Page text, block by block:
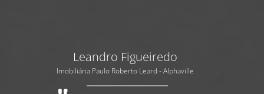
Leandro Figueiredo
Imobiliária Paulo Roberto Leard - Alphaville